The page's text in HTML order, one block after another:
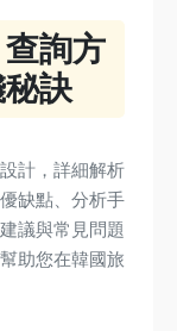
詢方
訣
計，詳細解析
缺點、分析手
議與常見問題
助您在韓國旅